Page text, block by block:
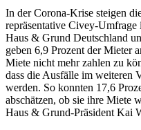
In der Corona-Krise steigen
repräsentative Civey-
Haus & Grund Deutschland
geben 6,9 Prozent der Mieter
Miete nicht mehr zahlen zu
dass die Ausfälle im weiteren
werden. So konnten 17,6
abschätzen, ob sie ihre Miete
Haus & Grund-Präsident Kai